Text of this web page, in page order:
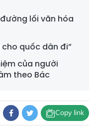
lối văn hóa
quốc dân đi”
của người
theo Bác
Copy link